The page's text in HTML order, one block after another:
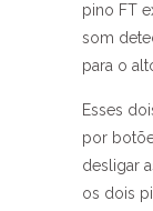
pino FT
som
para o
Esses
por
desligar
os dois